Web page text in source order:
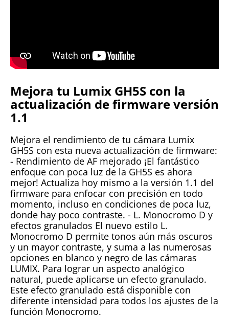
Mejora tu Lumix GH5S con la
actualización de firmware versión
1.1
Mejora el rendimiento de tu cámara Lumix
GH5S con esta nueva actualización de firmware:
- Rendimiento de AF mejorado ¡El fantástico
enfoque con poca luz de la GH5S es ahora
mejor! Actualiza hoy mismo a la versión 1.1 del
firmware para enfocar con precisión en todo
momento, incluso en condiciones de poca luz,
donde hay poco contraste. - L. Monocromo D y
efectos granulados El nuevo estilo L.
Monocromo D permite tonos aún más oscuros
y un mayor contraste, y suma a las numerosas
opciones en blanco y negro de las cámaras
LUMIX. Para lograr un aspecto analógico
natural, puede aplicarse un efecto granulado.
Este efecto granulado está disponible con
diferente intensidad para todos los ajustes de la
función Monocromo.